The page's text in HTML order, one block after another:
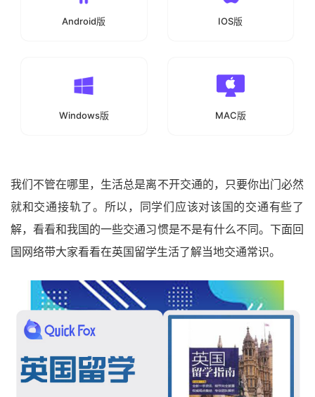
Android版 IOS版
Windows版 MAC版
我们不管在哪里，生活总是离不开交通的，只要你出门必然
就和交通接轨了。所以，同学们应该对该国的交通有些了
解，看看和我国的一些交通习惯是不是有什么不同。下面回
国网络带大家看看在英国留学生活了解当地交通常识。